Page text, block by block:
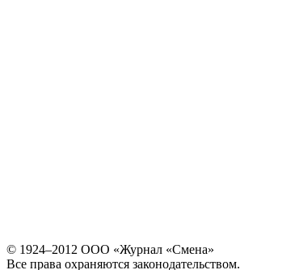
© 1924–2012 ООО «Журнал «Смена»
Все права охраняются законодательством.